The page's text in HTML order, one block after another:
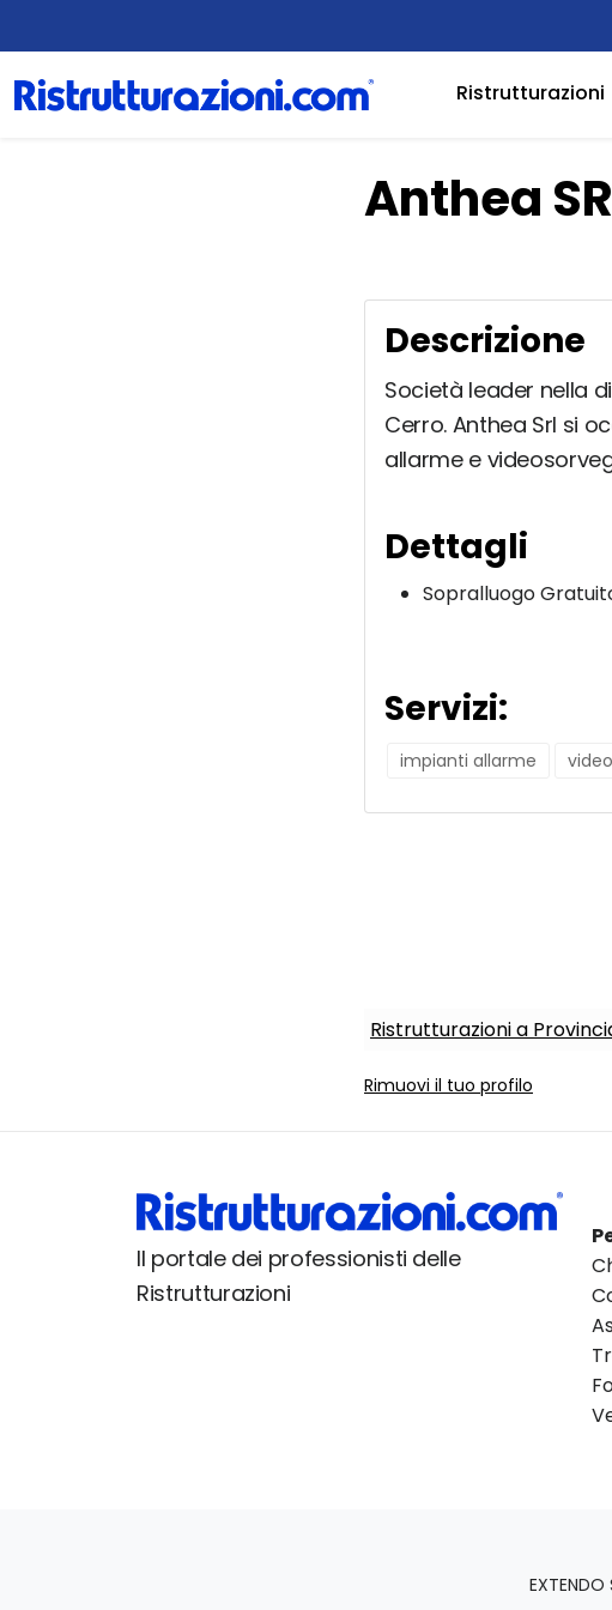
Ristrutturazioni
Anthea
Descrizione
Società leader nella
Cerro. Anthea Srl si
allarme e
Dettagli
Sopralluogo
Servizi:
impianti allarme
Ristrutturazioni a
Rimuovi il tuo profilo
Il portale dei professionisti delle
Ristrutturazioni